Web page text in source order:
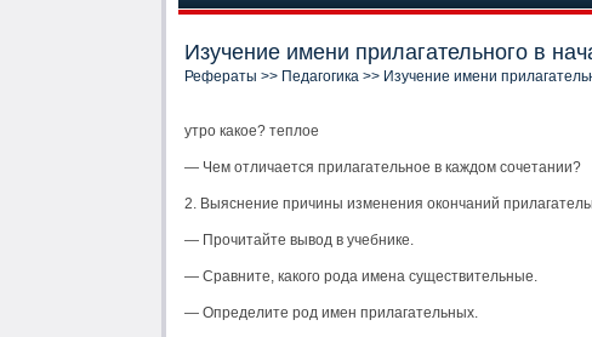
Изучение имени прилагательного в
Рефераты >> Педагогика >> Изучение имени
утро какое? теплое
— Чем отличается прилагательное в каждом сочетании?
2. Выяснение причины изменения окончаний
— Прочитайте вывод в учебнике.
— Сравните, какого рода имена существительные.
— Определите род имен прилагательных.